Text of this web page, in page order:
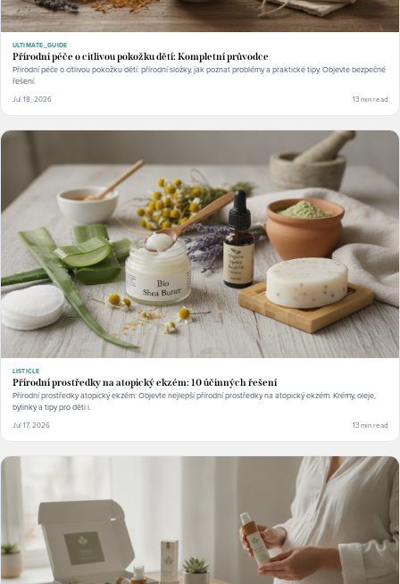
ULTIMATE_GUIDE
Přírodní péče o citlivou pokožku dětí: Kompletní průvodce
Přírodní péče o citlivou pokožku dětí: přírodní složky, jak poznat problémy a praktické tipy. Objevte bezpečné
řešení.
Jul 18, 2026 13 min read
LISTICLE
Přírodní prostředky na atopický ekzém: 10 účinných řešení
Přírodní prostředky atopický ekzém: Objevte nejlepší přírodní prostředky na atopický ekzém. Krémy, oleje,
bylinky a tipy pro děti i.
Jul 17, 2026 13 min read